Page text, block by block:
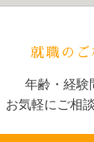
就職のご
年齢・経験
お気軽にご相